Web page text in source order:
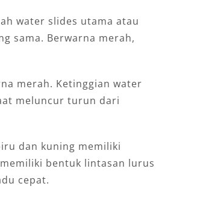
water slides utama atau
sama. Berwarna merah,
merah. Ketinggian water
meluncur turun dari
dan kuning memiliki
bentuk lintasan lurus
cepat.